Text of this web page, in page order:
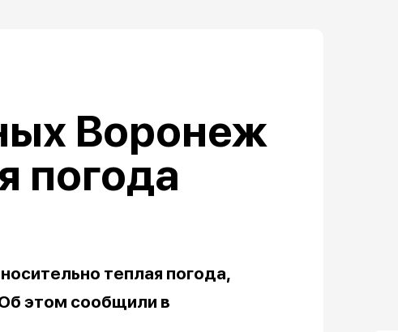
Воронеж
погода
теплая погода,
этом сообщили в